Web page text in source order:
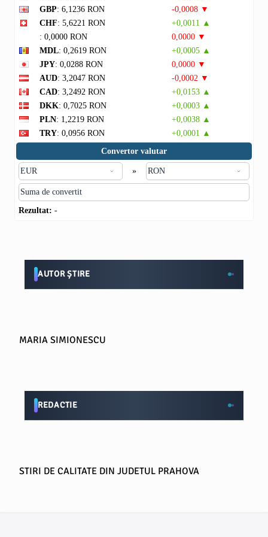
GBP: 6,1236 RON
-0,0008 ▼
CHF: 5,6221 RON
+0,0011 ▲
: 0,0000 RON
0,0000 ▼
MDL: 0,2619 RON
+0,0005 ▲
JPY: 0,0288 RON
0,0000 ▼
AUD: 3,2047 RON
-0,0002 ▼
CAD: 3,2492 RON
+0,0153 ▲
DKK: 0,7025 RON
+0,0003 ▲
PLN: 1,2219 RON
+0,0038 ▲
TRY: 0,0956 RON
+0,0001 ▲
Convertor valutar
»
Rezultat: -
AUTOR ȘTIRE
MARIA SIMIONESCU
REDACTIE
STIRI DE CALITATE DIN JUDETUL PRAHOVA